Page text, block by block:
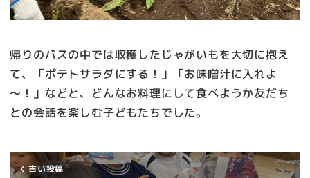
帰りのバスの中では収穫したじゃがいもを大切に抱え
て、「ポテトサラダにする！」「お味噌汁に入れよ
～！」などと、どんなお料理にして食べようか友だち
との会話を楽しむ子どもたちでした。
古い投稿